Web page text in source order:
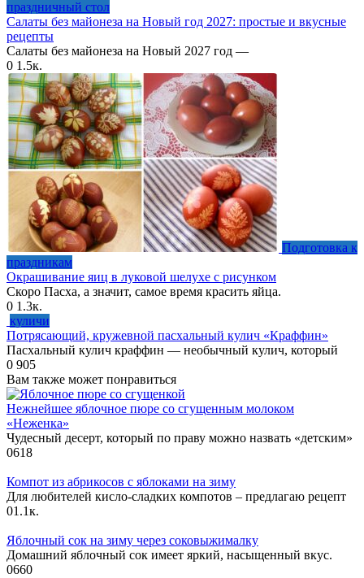
праздничный стол
Салаты без майонеза на Новый год 2027: простые и вкусные
рецепты
Салаты без майонеза на Новый 2027 год —
0 1.5к.
Подготовка к
праздникам
Окрашивание яиц в луковой шелухе с рисунком
Скоро Пасха, а значит, самое время красить яйца.
0 1.3к.
куличи
Потрясающий, кружевной пасхальный кулич «Краффин»
Пасхальный кулич краффин — необычный кулич, который
0 905
Вам также может понравиться
Нежнейшее яблочное пюре со сгущенным молоком
«Неженка»
Чудесный десерт, который по праву можно назвать «детским»
0618
Компот из абрикосов с яблоками на зиму
Для любителей кисло-сладких компотов – предлагаю рецепт
01.1к.
Яблочный сок на зиму через соковыжималку
Домашний яблочный сок имеет яркий, насыщенный вкус.
0660